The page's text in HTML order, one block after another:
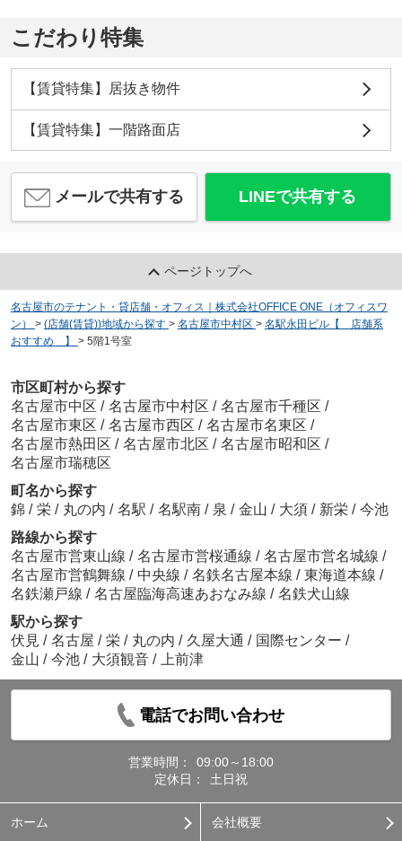
こだわり特集
【賃貸特集】居抜き物件
【賃貸特集】一階路面店
メールで共有する LINEで共有する
ページトップへ
名古屋市のテナント・貸店舗・オフィス｜株式会社OFFICE ONE（オフィスワ
ン）
> (店舗(賃貸))地域から探す > 名古屋市中村区 > 名駅永田ビル【 店舗系
おすすめ 】
> 5階1号室
市区町村から探す
名古屋市中区 / 名古屋市中村区 / 名古屋市千種区 /
名古屋市東区 / 名古屋市西区 / 名古屋市名東区 /
名古屋市熱田区 / 名古屋市北区 / 名古屋市昭和区 /
名古屋市瑞穂区
町名から探す
錦 / 栄 / 丸の内 / 名駅 / 名駅南 / 泉 / 金山 / 大須 / 新栄 / 今池
路線から探す
名古屋市営東山線 / 名古屋市営桜通線 / 名古屋市営名城線 /
名古屋市営鶴舞線 / 中央線 / 名鉄名古屋本線 / 東海道本線 /
名鉄瀬戸線 / 名古屋臨海高速あおなみ線 / 名鉄犬山線
駅から探す
伏見 / 名古屋 / 栄 / 丸の内 / 久屋大通 / 国際センター /
金山 / 今池 / 大須観音 / 上前津
電話でお問い合わせ
営業時間：
09:00～18:00
定休日：
土日祝
ホーム 会社概要